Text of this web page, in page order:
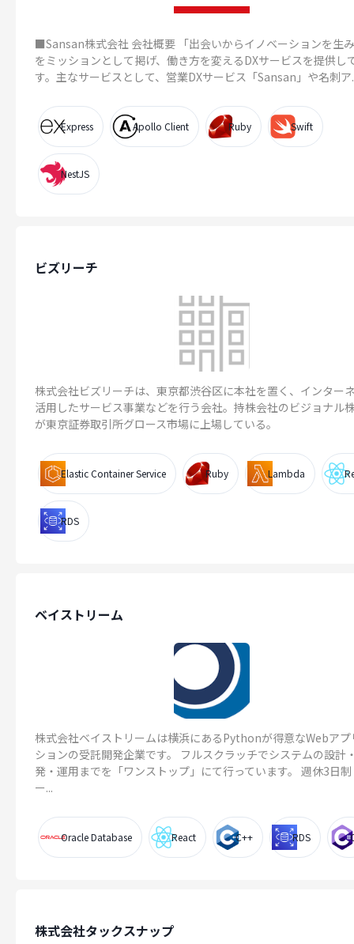
■Sansan株式会社 会社概要 「出会いからイノベーションを生
をミッションとして掲げ、働き方を変えるDXサービスを提供し
す。主なサービスとして、営業DXサービス「Sansan」や名刺ア
Express Apollo Client Ruby Swift
NestJS
ビズリーチ
株式会社ビズリーチは、東京都渋谷区に本社を置く、インター
活用したサービス事業などを行う会社。持株会社のビジョナル
が東京証券取引所グロース市場に上場している。
Elastic Container Service Ruby Lambda
RDS
ベイストリーム
株式会社ベイストリームは横浜にあるPythonが得意なWebアプ
ションの受託開発企業です。 フルスクラッチでシステムの設計
発・運用までを「ワンストップ」にて行っています。 週休3日
ー...
Oracle Database React C++ RDS
株式会社タックスナップ